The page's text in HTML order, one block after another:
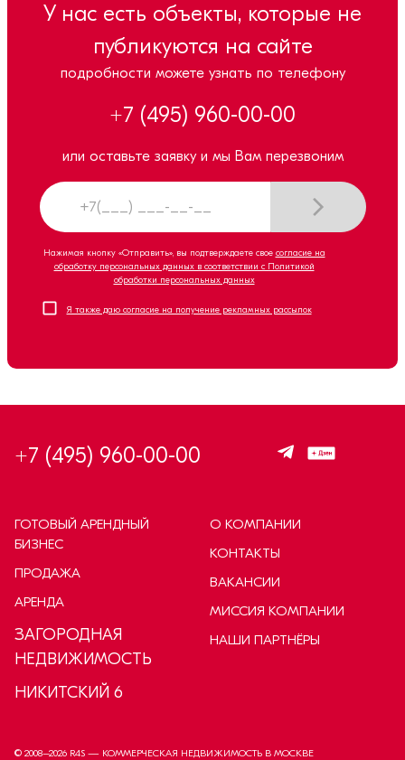
У нас есть объекты, которые не
публикуются на сайте
подробности можете узнать по телефону
+7 (495) 960-00-00
или оставьте заявку и мы Вам перезвоним
Нажимая кнопку «Отправить», вы подтверждаете свое согласие на
обработку персональных данных в соответствии с Политикой
обработки персональных данных
Я также даю согласие на получение рекламных рассылок
+7 (495) 960-00-00
ГОТОВЫЙ АРЕНДНЫЙ
БИЗНЕС
ПРОДАЖА
АРЕНДА
ЗАГОРОДНАЯ
НЕДВИЖИМОСТЬ
НИКИТСКИЙ 6
О КОМПАНИИ
КОНТАКТЫ
ВАКАНСИИ
МИССИЯ КОМПАНИИ
НАШИ ПАРТНЁРЫ
© 2008–2026 R4S — КОММЕРЧЕСКАЯ НЕДВИЖИМОСТЬ В МОСКВЕ